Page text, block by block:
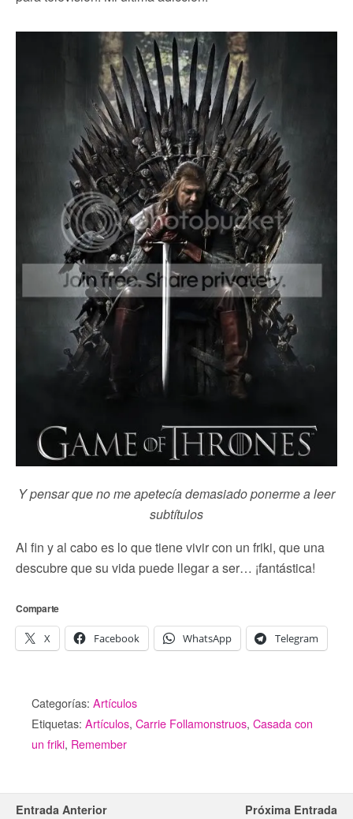
Y pensar que no me apetecía demasiado ponerme a leer
subtítulos
Al fin y al cabo es lo que tiene vivir con un friki, que una
descubre que su vida puede llegar a ser… ¡fantástica!
Comparte
X Facebook WhatsApp Telegram
Categorías: Artículos
Etiquetas: Artículos, Carrie Follamonstruos, Casada con
un friki, Remember
Entrada Anterior Próxima Entrada